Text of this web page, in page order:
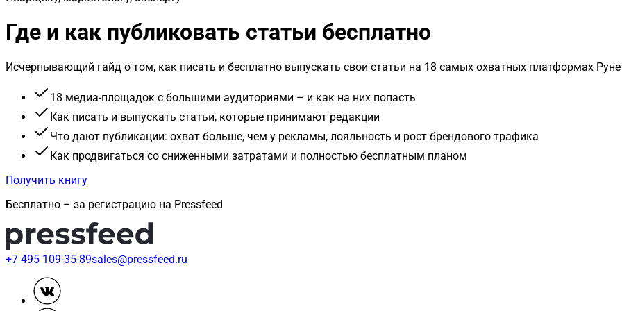
Где и как публиковать статьи бесплатно
Исчерпывающий гайд о том, как писать и бесплатно выпускать свои статьи на 18 самых охватных платформах
18 медиа-площадок с большими аудиториями – и как на них попасть
Как писать и выпускать статьи, которые принимают редакции
Что дают публикации: охват больше, чем у рекламы, лояльность и рост брендового трафика
Как продвигаться со сниженными затратами и полностью бесплатным планом
Получить книгу
Бесплатно – за регистрацию на Pressfeed
+7 495 109-35-89sales@pressfeed.ru